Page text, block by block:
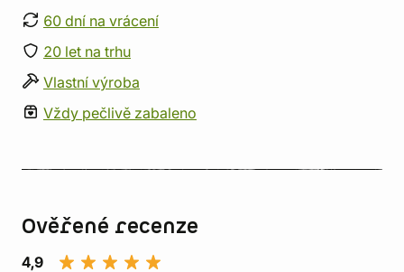
60 dní na vrácení
20 let na trhu
Vlastní výroba
Vždy pečlivě zabaleno
Ověřené recenze
4,9